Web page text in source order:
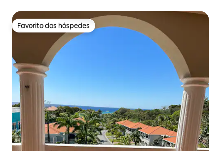
Favorito dos hóspedes
Favorito dos hóspedes